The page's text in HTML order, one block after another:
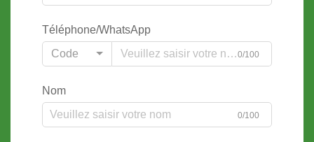
Téléphone/WhatsApp
Code
0/100
Nom
0/100